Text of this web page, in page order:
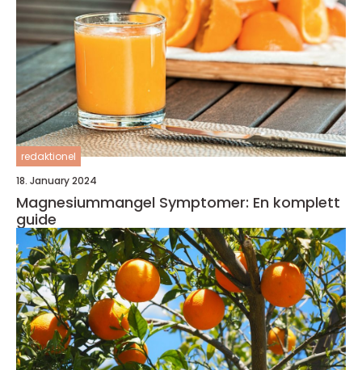
redaktionel
18. January 2024
Magnesiummangel Symptomer: En komplett
guide